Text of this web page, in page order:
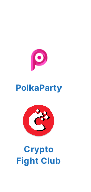
PolkaParty
Crypto
Fight Club